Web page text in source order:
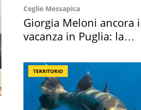
Ceglie Messapica
Giorgia Meloni ancora
vacanza in Puglia: la
TERRITORIO